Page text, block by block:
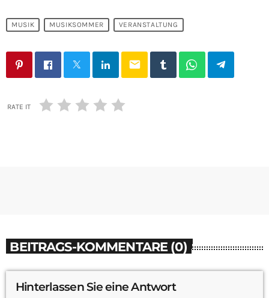
MUSIK MUSIKSOMMER VERANSTALTUNG
email
RATE IT
BEITRAGS-KOMMENTARE (0)
Hinterlassen Sie eine Antwort